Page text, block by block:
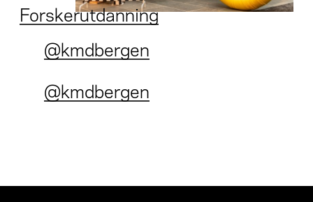
Forskerutdanning
@kmdbergen
@kmdbergen